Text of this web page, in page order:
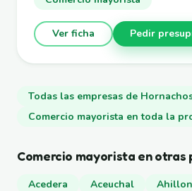
Ver ficha Pedir
Todas las empresas de
Comercio mayorista en toda la
Comercio mayorista en otras
Acedera Aceuchal